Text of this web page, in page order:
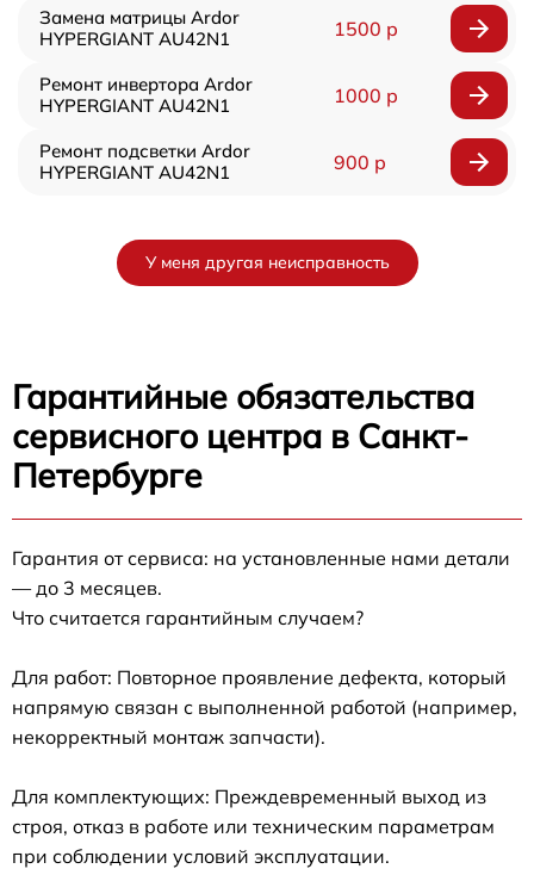
Замена матрицы Ardor
HYPERGIANT AU42N1
1500 р
Ремонт инвертора Ardor
HYPERGIANT AU42N1
1000 р
Ремонт подсветки Ardor
HYPERGIANT AU42N1
900 р
У меня другая неисправность
Гарантийные обязательства
сервисного центра в Санкт-
Петербурге
Гарантия от сервиса: на установленные нами детали
— до 3 месяцев.
Что считается гарантийным случаем?
Для работ: Повторное проявление дефекта, который
напрямую связан с выполненной работой (например,
некорректный монтаж запчасти).
Для комплектующих: Преждевременный выход из
строя, отказ в работе или техническим параметрам
при соблюдении условий эксплуатации.